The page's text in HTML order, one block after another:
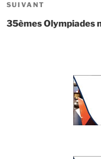
Article
suivant
SUIVANT
35èmes Olympiades